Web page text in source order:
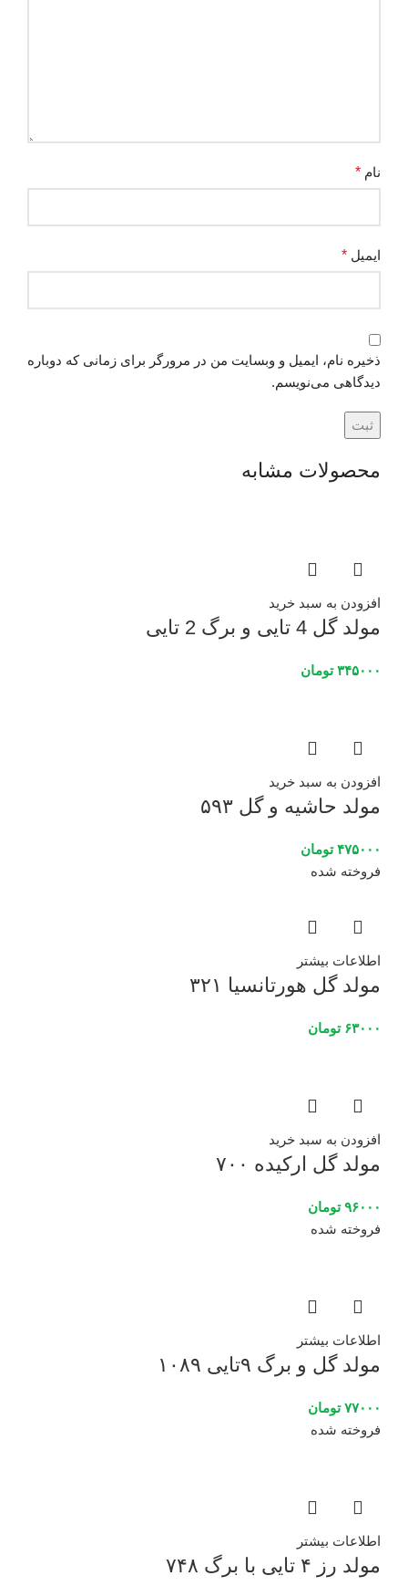
نام *
ایمیل *
ذخیره نام، ایمیل و وبسایت من در مرورگر برای زمانی که دوباره
دیدگاهی می‌نویسم.
محصولات مشابه
افزودن به سبد خرید
مولد گل 4 تایی و برگ 2 تایی
۳۴۵۰۰۰ تومان
افزودن به سبد خرید
مولد حاشیه و گل ۵۹۳
۴۷۵۰۰۰ تومان
فروخته شده
اطلاعات بیشتر
مولد گل هورتانسیا ۳۲۱
۶۳۰۰۰ تومان
افزودن به سبد خرید
مولد گل ارکیده ۷۰۰
۹۶۰۰۰ تومان
فروخته شده
اطلاعات بیشتر
مولد گل و برگ ۹تایی ۱۰۸۹
۷۷۰۰۰ تومان
فروخته شده
اطلاعات بیشتر
مولد رز ۴ تایی با برگ ۷۴۸